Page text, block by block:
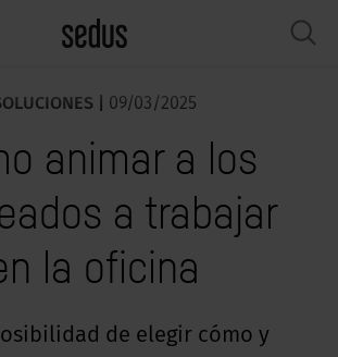
«Sedus
Solutions»
| 09/03/2025
animar a los
a trabajar
la oficina
de elegir cómo y